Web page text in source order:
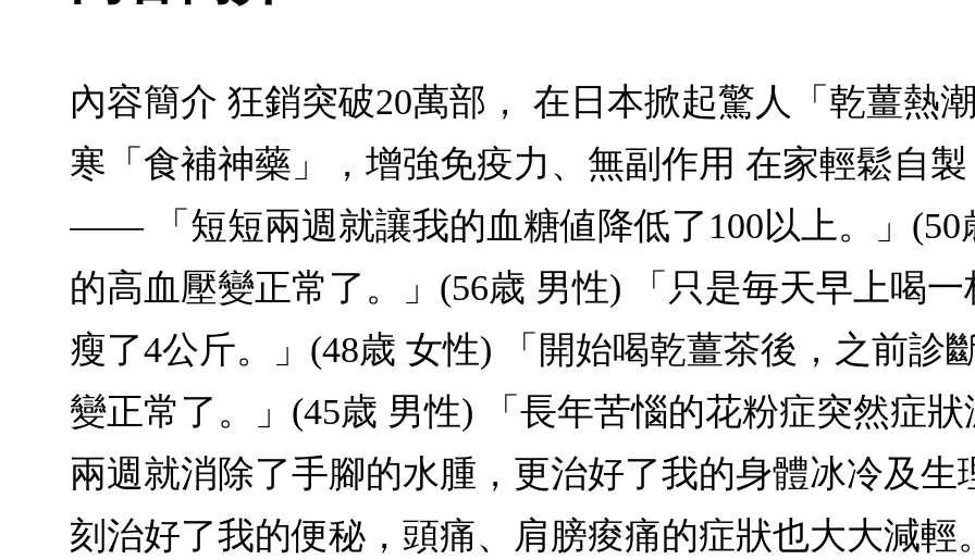
內容簡介 狂銷突破20萬部， 在日本掀起驚人「乾薑熱
寒「食補神藥」，增強免疫力、無副作用 在家輕鬆自
—— 「短短兩週就讓我的血糖値降低了100以上。」(50
的高血壓變正常了。」(56歳 男性) 「只是毎天早上喝
瘦了4公斤。」(48歳 女性) 「開始喝乾薑茶後，之前診
變正常了。」(45歳 男性) 「長年苦惱的花粉症突然症
兩週就消除了手腳的水腫，更治好了我的身體冰冷及生
刻治好了我的便秘，頭痛、肩膀痠痛的症狀也大大減